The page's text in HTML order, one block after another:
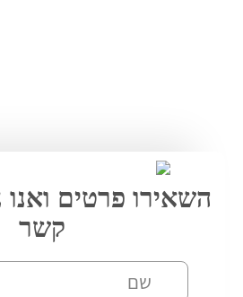
השאירו פרטים ואנו
קשר